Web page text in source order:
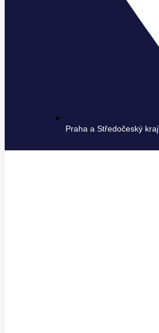
Praha a Středočeský kraj